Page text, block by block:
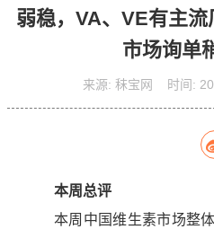
弱稳，VA、VE有主
市场询单
来源: 秣宝网 时间:
本周总评
本周中国维生素市场整